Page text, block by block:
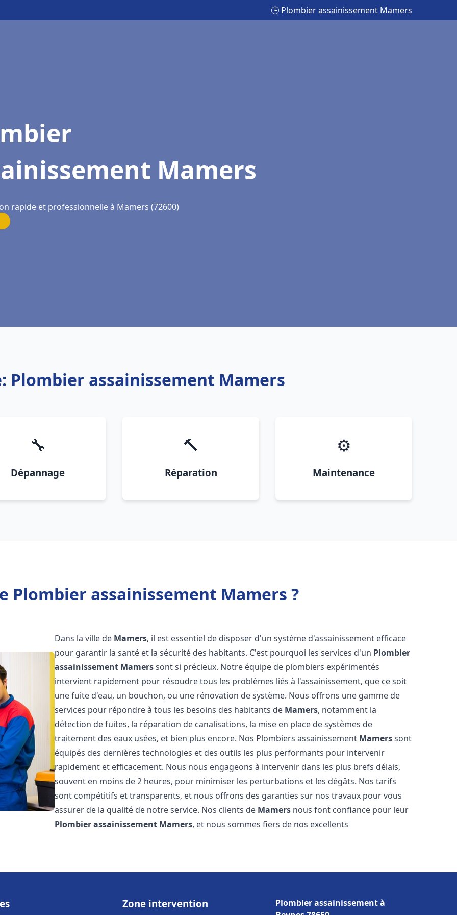
🕒 Plombier assainissement Mamers
Mamers
rapide et professionnelle à Mamers (72600)
Plombier assainissement Mamers
🔧
Dépannage
🔨
Réparation
⚙️
Maintenance
Plombier assainissement Mamers ?
Dans la ville de Mamers, il est essentiel de disposer d'un système d'assainissement efficace
pour garantir la santé et la sécurité des habitants. C'est pourquoi les services d'un Plombier
assainissement Mamerssont si précieux. Notre équipe de plombiers expérimentés
intervient rapidement pour résoudre tous les problèmes liés à l'assainissement, que ce soit
une fuite d'eau, un bouchon, ou une rénovation de système. Nous offrons une gamme de
services pour répondre à tous les besoins des habitants de Mamers, notamment la
détection de fuites, la réparation de canalisations, la mise en place de systèmes de
traitement des eaux usées, et bien plus encore. Nos Plombiers assainissement Mamerssont
équipés des dernières technologies et des outils les plus performants pour intervenir
rapidement et efficacement. Nous nous engageons à intervenir dans les plus brefs délais,
souvent en moins de 2 heures, pour minimiser les perturbations et les dégâts. Nos tarifs
sont compétitifs et transparents, et nous offrons des garanties sur nos travaux pour vous
assurer de la qualité de notre service. Nos clients de Mamers nous font confiance pour leur
Plombier assainissement Mamers, et nous sommes fiers de nos excellents
Zone intervention
Plombier assainissement à